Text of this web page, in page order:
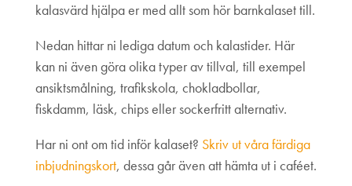
kalasvärd hjälpa er med allt som hör barnkalaset till.
Nedan hittar ni lediga datum och kalastider. Här
kan ni även göra olika typer av tillval, till exempel
ansiktsmålning, trafikskola, chokladbollar,
fiskdamm, läsk, chips eller sockerfritt alternativ.
Har ni ont om tid inför kalaset? Skriv ut våra färdiga
inbjudningskort, dessa går även att hämta ut i caféet.